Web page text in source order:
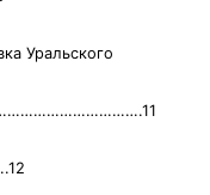
Уральского